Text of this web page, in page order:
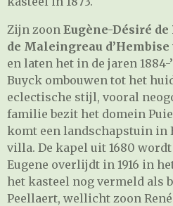
Zijn zoon Eugène-Désiré
de Maleingreau d’Hembise
en laten het in de jaren
Buyck ombouwen tot het
eclectische stijl, vooral
familie bezit het domein
komt een landschapstuin in
villa. De kapel uit 1680
Eugene overlijdt in 1916 in
het kasteel nog vermeld als
Peellaert, wellicht zoon